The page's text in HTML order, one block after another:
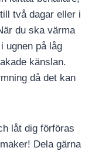
två dagar eller i
du ska värma
ugnen på låg
känslan.
då det kan
låt dig förföras
Dela gärna